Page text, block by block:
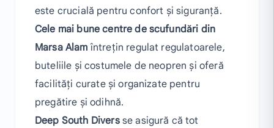
este crucială pentru confort și siguranță.
Cele mai bune centre de scufundări din
Marsa Alam întrețin regulat regulatoarele,
buteliile și costumele de neopren și oferă
facilități curate și organizate pentru
pregătire și odihnă.
Deep South Diversse asigură că tot